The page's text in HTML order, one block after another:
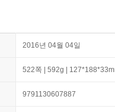
2016년 04월 04일
522쪽 | 592g |
9791130607887